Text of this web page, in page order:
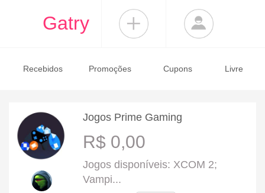
Gatry
Recebidos Promoções Cupons Livre
Jogos Prime Gaming
R$ 0,00
Jogos disponíveis: XCOM 2;
Vampi...